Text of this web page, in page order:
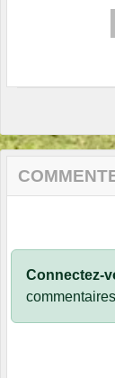
Connectez-